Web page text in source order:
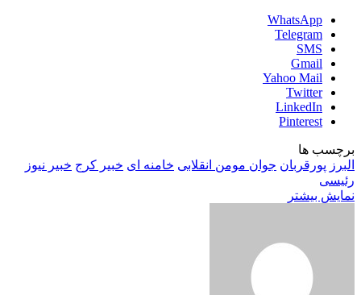
WhatsApp
Telegram
SMS
Gmail
Yahoo Mail
Twitter
LinkedIn
Pinterest
برچسب ها
البرز پورقربان جوان مومن انقلابی خامنه ای خبیر کرج خبیر نیوز
رئیسی
نمایش بیشتر